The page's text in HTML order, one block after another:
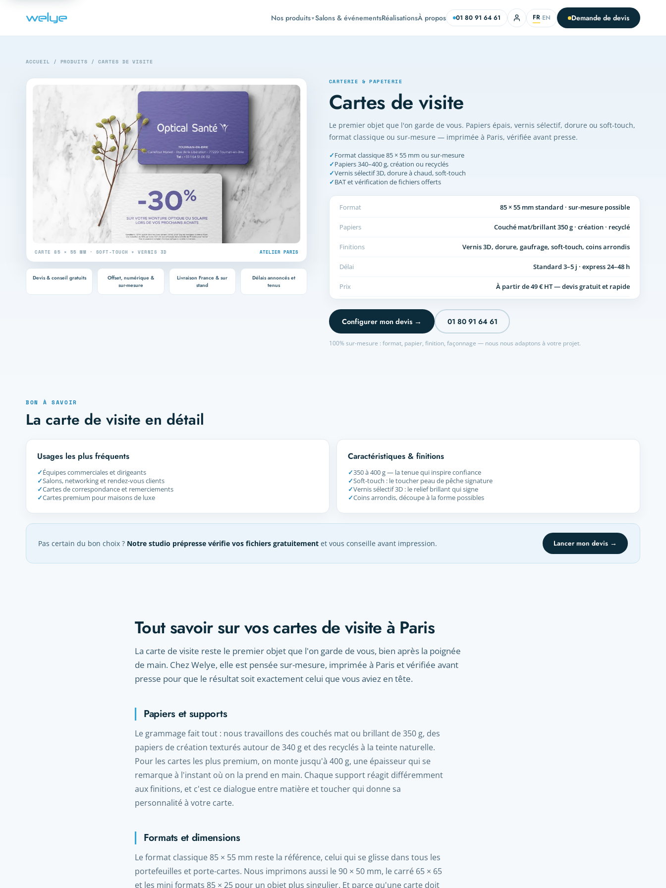
Nos produits▼Salons & événementsRéalisationsÀ propos 01 80 91 64 61 FR·EN Demande de devis
ACCUEIL / PRODUITS / CARTES DE VISITE
CARTE 85 × 55 MM · SOFT-TOUCH + VERNIS 3D ATELIER PARIS
Devis & conseil gratuits
Offset, numérique &
sur-mesure
Livraison France & sur
stand
Délais annoncés et
tenus
CARTERIE & PAPETERIE
Cartes de visite
Le premier objet que l'on garde de vous. Papiers épais, vernis sélectif, dorure ou soft-touch,
format classique ou sur-mesure — imprimée à Paris, vérifiée avant presse.
✓Format classique 85 × 55 mm ou sur-mesure
✓Papiers 340–400 g, création ou recyclés
✓Vernis sélectif 3D, dorure à chaud, soft-touch
✓BAT et vérification de fichiers offerts
Format 85 × 55 mm standard · sur-mesure possible
Papiers Couché mat/brillant 350 g · création · recyclé
Finitions Vernis 3D, dorure, gaufrage, soft-touch, coins arrondis
Délai Standard 3–5 j · express 24–48 h
Prix À partir de 49 € HT — devis gratuit et rapide
Configurer mon devis → 01 80 91 64 61
100% sur-mesure : format, papier, finition, façonnage — nous nous adaptons à votre projet.
BON À SAVOIR
La carte de visite en détail
Usages les plus fréquents
✓Équipes commerciales et dirigeants
✓Salons, networking et rendez-vous clients
✓Cartes de correspondance et remerciements
✓Cartes premium pour maisons de luxe
Caractéristiques & finitions
✓350 à 400 g — la tenue qui inspire confiance
✓Soft-touch : le toucher peau de pêche signature
✓Vernis sélectif 3D : le relief brillant qui signe
✓Coins arrondis, découpe à la forme possibles
Pas certain du bon choix ? Notre studio prépresse vérifie vos fichiers gratuitement et vous conseille avant impression. Lancer mon devis →
Tout savoir sur vos cartes de visite à Paris
La carte de visite reste le premier objet que l'on garde de vous, bien après la poignée
de main. Chez Welye, elle est pensée sur-mesure, imprimée à Paris et vérifiée avant
presse pour que le résultat soit exactement celui que vous aviez en tête.
Papiers et supports
Le grammage fait tout : nous travaillons des couchés mat ou brillant de 350 g, des
papiers de création texturés autour de 340 g et des recyclés à la teinte naturelle.
Pour les cartes les plus premium, on monte jusqu'à 400 g, une épaisseur qui se
remarque à l'instant où on la prend en main. Chaque support réagit différemment
aux finitions, et c'est ce dialogue entre matière et toucher qui donne sa
personnalité à votre carte.
Formats et dimensions
Le format classique 85 × 55 mm reste la référence, celui qui se glisse dans tous les
portefeuilles et porte-cartes. Nous imprimons aussi le 90 × 50 mm, le carré 65 × 65
et les mini formats 85 × 25 pour un objet plus singulier. Et parce qu'une carte doit